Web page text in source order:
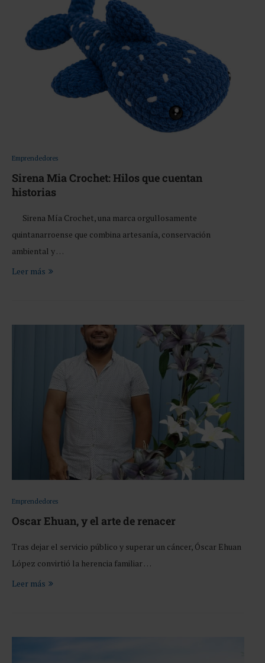
Emprendedores
Sirena Mia Crochet: Hilos que cuentan
historias
Sirena Mía Crochet, una marca orgullosamente
quintanarroense que combina artesanía, conservación
ambiental y …
Leer más
Emprendedores
Oscar Ehuan, y el arte de renacer
Tras dejar el servicio público y superar un cáncer, Óscar Ehuan
López convirtió la herencia familiar …
Leer más